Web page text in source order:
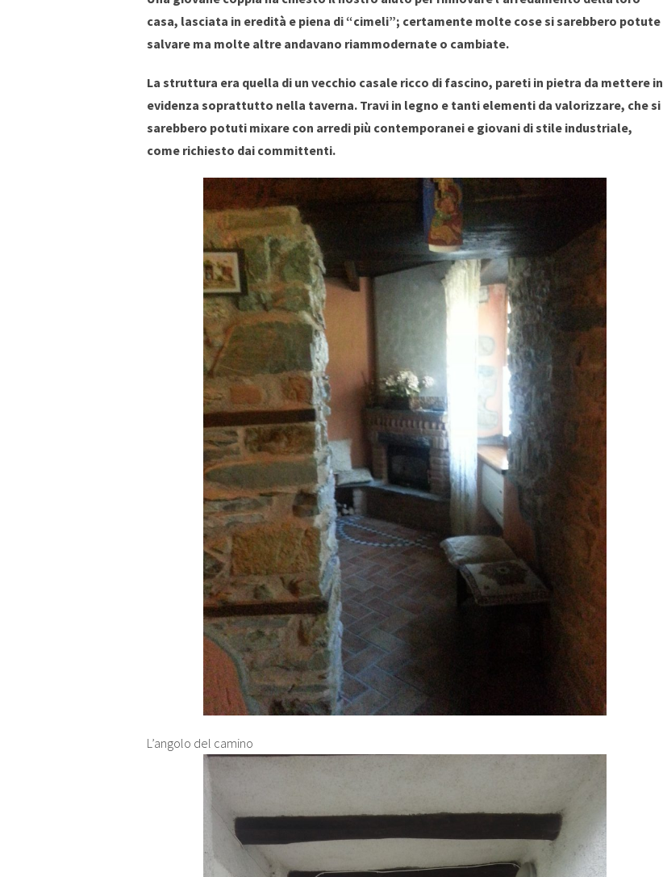
casa, lasciata in eredità e piena di “cimeli”; certamente molte cose si sarebbero potute
salvare ma molte altre andavano riammodernate o cambiate.
La struttura era quella di un vecchio casale ricco di fascino, pareti in pietra da mettere in
evidenza soprattutto nella taverna. Travi in legno e tanti elementi da valorizzare, che si
sarebbero potuti mixare con arredi più contemporanei e giovani di stile industriale,
come richiesto dai committenti.
L’angolo del camino